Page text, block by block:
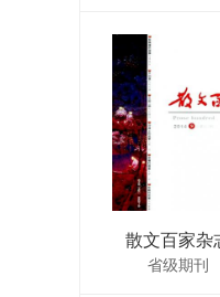
散文百家杂
省级期刊